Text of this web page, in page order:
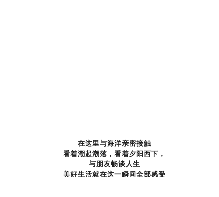
在这里与海洋亲密接触
看着潮起潮落，看着夕阳西下，
与朋友畅谈人生
美好生活就在这一瞬间全部感受